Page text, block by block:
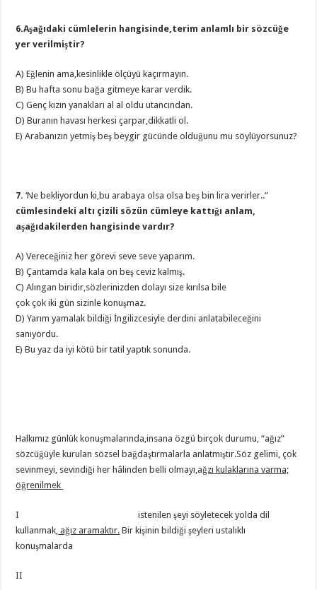
6.Aşağıdaki cümlelerin hangisinde,terim anlamlı bir sözcüğe
yer verilmiştir?
A) Eğlenin ama,kesinlikle ölçüyü kaçırmayın.
B) Bu hafta sonu bağa gitmeye karar verdik.
C) Genç kızın yanakları al al oldu utancından.
D) Buranın havası herkesi çarpar,dikkatli ol.
E) Arabanızın yetmiş beş beygir gücünde olduğunu mu söylüyorsunuz?
7. ‘Ne bekliyordun ki,bu arabaya olsa olsa beş bin lira verirler..”
cümlesindeki altı çizili sözün cümleye kattığı anlam,
aşağıdakilerden hangisinde vardır?
A) Vereceğiniz her görevi seve seve yaparım.
B) Çantamda kala kala on beş ceviz kalmış.
C) Alıngan biridir,sözlerinizden dolayı size kırılsa bile
çok çok iki gün sizinle konuşmaz.
D) Yarım yamalak bildiği İngilizcesiyle derdini anlatabileceğini
sanıyordu.
E) Bu yaz da iyi kötü bir tatil yaptık sonunda.
Halkımız günlük konuşmalarında,insana özgü birçok durumu, “ağız”
sözcüğüyle kurulan sözsel bağdaştırmalarla anlatmıştır.Söz gelimi, çok
sevinmeyi, sevindiği her hâlinden belli olmayı,ağzı kulaklarına varma;
öğrenilmek
I istenilen şeyi söyletecek yolda dil
kullanmak, ağız aramaktır. Bir kişinin bildiği şeyleri ustalıklı
konuşmalarda
II